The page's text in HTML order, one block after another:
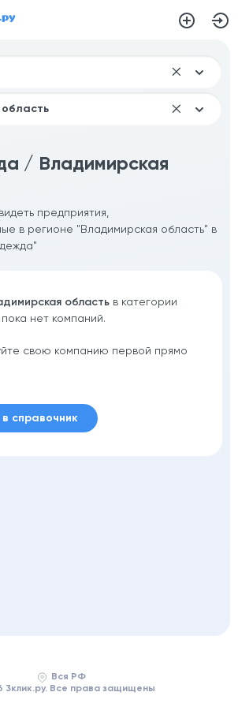
/ Владимирская
предприятия,
в регионе "Владимирская область" в
область в категории
пока нет компаний.
свою компанию первой прямо
справочник
Вся РФ
3клик.ру. Все права защищены